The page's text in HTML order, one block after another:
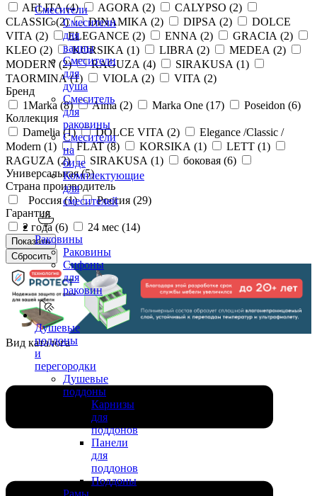
Смесители
Смесители
для
ванны
Смесители
для
душа
Смеситель
для
раковины
Смесители
на
биде
Комплектующие
для
смесителей
Раковины
Раковины
Сифоны
для
раковин
Душевые
поддоны
и
перегородки
Душевые
поддоны
Карнизы
для
поддонов
Панели
для
поддонов
Поддоны
AELITA (4) AGORA (2) CALYPSO (2)
CLASSIC (2) DINAMIKA (2) DIPSA (2)
DOLCE
VITA (2) ELEGANCE (2) ENNA (2) GRACIA (2)
KLEO (2) KORSIKA (1) LIBRA (2) MEDEA (2)
MODERN (2) RAGUZA (4) SIRAKUSA (1)
TAORMINA (1) VIOLA (2) VITA (2)
Бренд
1Marka (8) Aima (2) Marka One (17) Poseidon (6)
Коллекция
Damelia (1) DOLCE VITA (2)
Elegance /Classic /
Modern (1) FLAT (8) KORSIKA (1) LETT (1)
RAGUZA (2) SIRAKUSA (1) боковая (6)
Универсальная (5)
Страна производитель
Россия (1) Россия (29)
Гарантия
2 года (6) 24 мес (14)
Вид каталога